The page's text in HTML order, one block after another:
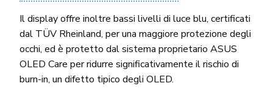
Il display offre inoltre bassi livelli di luce blu, certificati
dal TÜV Rheinland, per una maggiore protezione degli
occhi, ed è protetto dal sistema proprietario ASUS
OLED Care per ridurre significativamente il rischio di
burn-in, un difetto tipico degli OLED.